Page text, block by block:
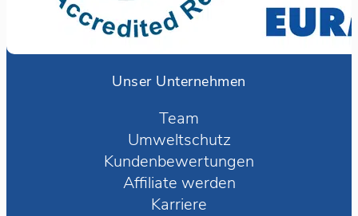
Unser Unternehmen
Team
Umweltschutz
Kundenbewertungen
Affiliate werden
Karriere